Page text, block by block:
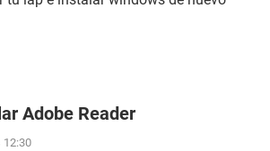
Adobe Reader
12:30